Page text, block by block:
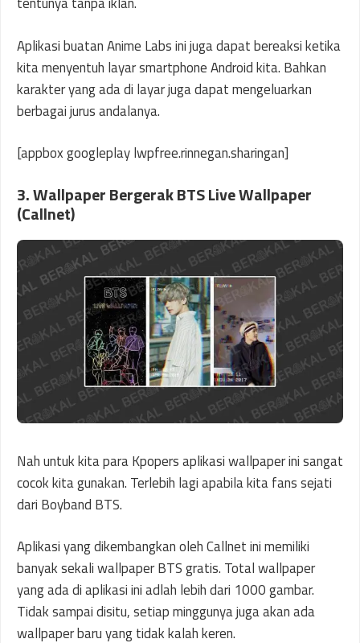
Aplikasi buatan Anime Labs ini juga dapat bereaksi ketika
kita menyentuh layar smartphone Android kita. Bahkan
karakter yang ada di layar juga dapat mengeluarkan
berbagai jurus andalanya.
[appbox googleplay lwpfree.rinnegan.sharingan]
3. Wallpaper Bergerak BTS Live Wallpaper
(Callnet)
Nah untuk kita para Kpopers aplikasi wallpaper ini sangat
cocok kita gunakan. Terlebih lagi apabila kita fans sejati
dari Boyband BTS.
Aplikasi yang dikembangkan oleh Callnet ini memiliki
banyak sekali wallpaper BTS gratis. Total wallpaper
yang ada di aplikasi ini adlah lebih dari 1000 gambar.
Tidak sampai disitu, setiap minggunya juga akan ada
wallpaper baru yang tidak kalah keren.